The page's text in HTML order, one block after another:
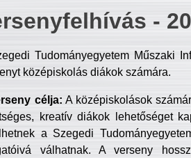
-
Tudományegyetem Műszaki
középiskolás diákok számára.
célja: A középiskolások
kreatív diákok lehetőséget
a Szegedi
válhatnak. A verseny